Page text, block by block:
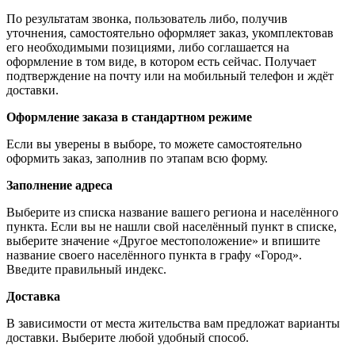
По результатам звонка, пользователь либо, получив
уточнения, самостоятельно оформляет заказ, укомплектовав
его необходимыми позициями, либо соглашается на
оформление в том виде, в котором есть сейчас. Получает
подтверждение на почту или на мобильный телефон и ждёт
доставки.
Оформление заказа в стандартном режиме
Если вы уверены в выборе, то можете самостоятельно
оформить заказ, заполнив по этапам всю форму.
Заполнение адреса
Выберите из списка название вашего региона и населённого
пункта. Если вы не нашли свой населённый пункт в списке,
выберите значение «Другое местоположение» и впишите
название своего населённого пункта в графу «Город».
Введите правильный индекс.
Доставка
В зависимости от места жительства вам предложат варианты
доставки. Выберите любой удобный способ.